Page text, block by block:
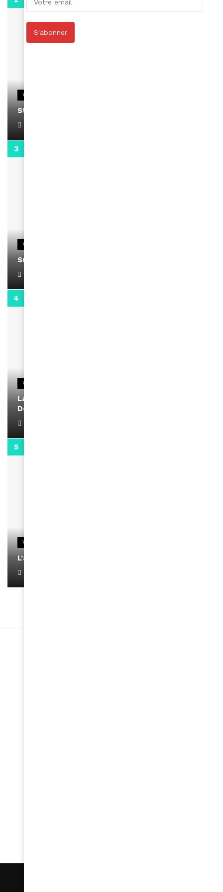
VIDEOS
Stacy passe un message
VIDEOS
Support Black Business Wee-kend
VIDEOS
La rubrique santé speciale coronavirus du
Docteur Makanda
VIDEOS
L’artiste Yoan s’exprime
S'abonner